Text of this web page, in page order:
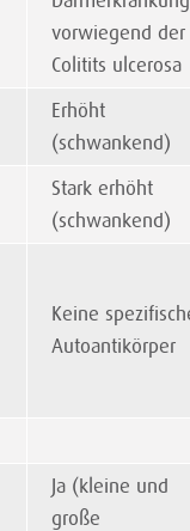
vorwiegend der
Colitits ulcerosa
Erhöht
(schwankend)
Stark erhöht
(schwankend)
Keine
Autoantikörper
Ja (kleine und
große